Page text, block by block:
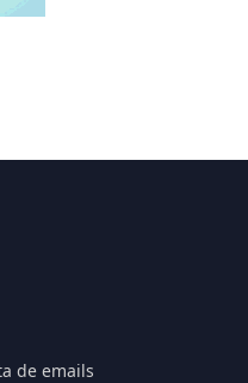
de emails